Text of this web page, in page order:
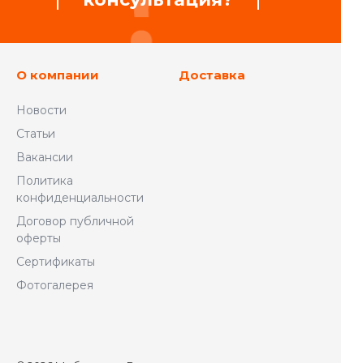
О компании
Новости
Статьи
Вакансии
Политика
конфиденциальности
Договор публичной
оферты
Сертификаты
Фотогалерея
Доставка